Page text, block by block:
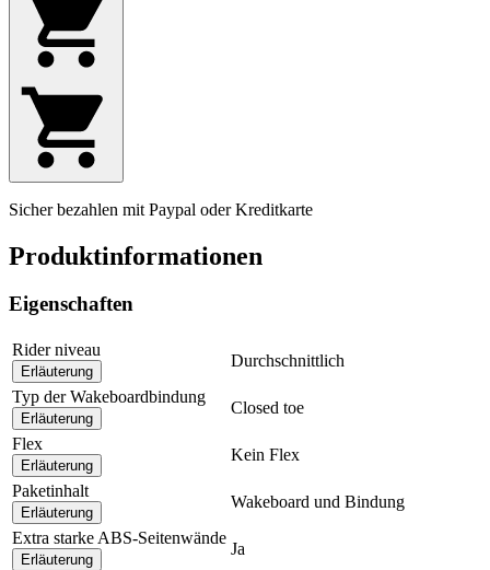
Sicher bezahlen mit Paypal oder Kreditkarte
Produktinformationen
Eigenschaften
Rider niveau
Erläuterung
Durchschnittlich
Typ der Wakeboardbindung
Erläuterung
Closed toe
Flex
Erläuterung
Kein Flex
Paketinhalt
Erläuterung
Wakeboard und Bindung
Extra starke ABS-Seitenwände
Erläuterung
Ja